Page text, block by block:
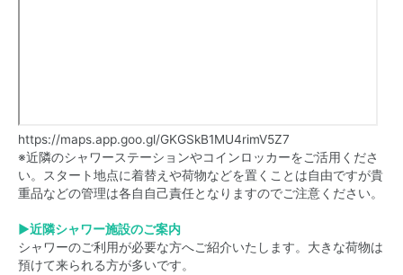
https://maps.app.goo.gl/GKGSkB1MU4rimV5Z7
※近隣のシャワーステーションやコインロッカーをご活用くださ
い。スタート地点に着替えや荷物などを置くことは自由ですが貴
重品などの管理は各自自己責任となりますのでご注意ください。
▶近隣シャワー施設のご案内
シャワーのご利用が必要な方へご紹介いたします。大きな荷物は
預けて来られる方が多いです。